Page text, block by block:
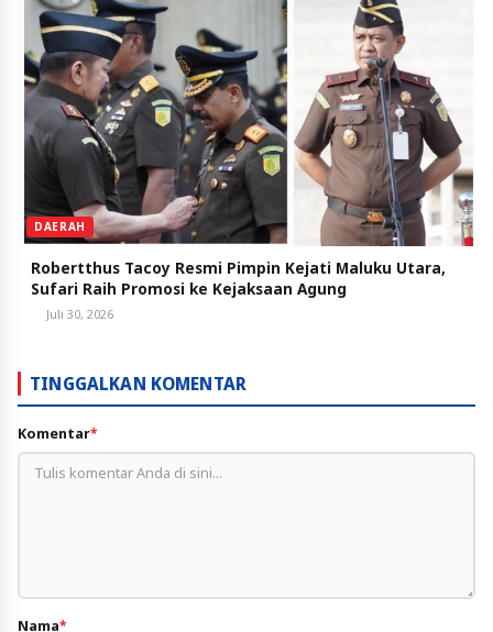
DAERAH
Robertthus Tacoy Resmi Pimpin Kejati Maluku Utara,
Sufari Raih Promosi ke Kejaksaan Agung
Juli 30, 2026
TINGGALKAN KOMENTAR
Komentar*
Nama*